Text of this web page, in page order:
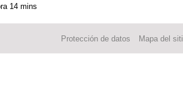
14 mins
Protección de datos Mapa del